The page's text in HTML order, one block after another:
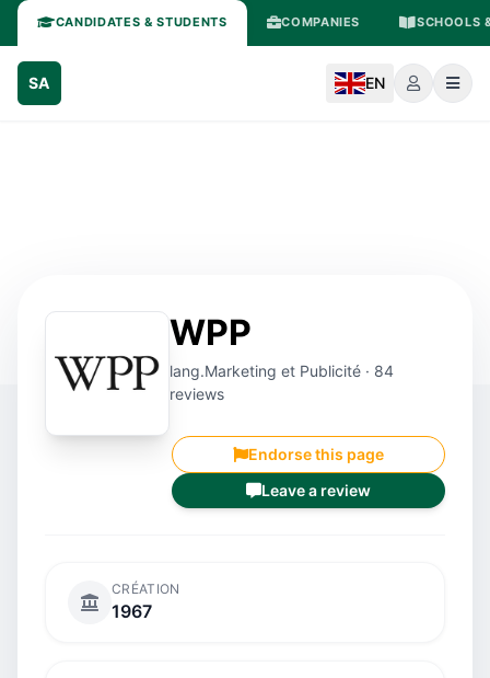
CANDIDATES & STUDENTS COMPANIES SCHOOLS
SA EN
WPP
lang.Marketing et Publicité · 84
reviews
Endorse this page
Leave a review
CRÉATION
1967